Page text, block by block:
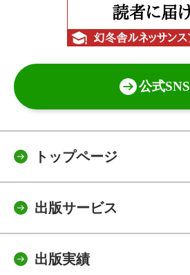
公式SNS
トップページ
出版サービス
出版実績